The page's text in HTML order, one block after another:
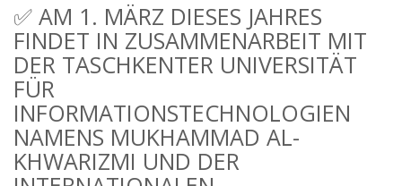
✅ AM 1. MÄRZ DIESES JAHRES
FINDET IN ZUSAMMENARBEIT MIT
DER TASCHKENTER UNIVERSITÄT
FÜR
INFORMATIONSTECHNOLOGIEN
NAMENS MUKHAMMAD AL-
KHWARIZMI UND DER